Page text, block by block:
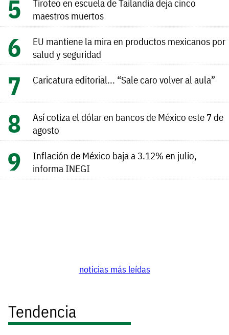
Tiroteo en escuela de Tailandia deja cinco
maestros muertos
EU mantiene la mira en productos mexicanos por
salud y seguridad
Caricatura editorial... “Sale caro volver al aula”
Así cotiza el dólar en bancos de México este 7 de
agosto
Inflación de México baja a 3.12% en julio,
informa INEGI
noticias más leídas
Tendencia